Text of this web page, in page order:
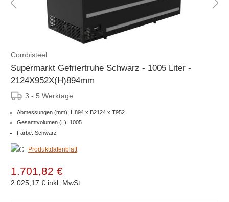
Combisteel
Supermarkt Gefriertruhe Schwarz - 1005 Liter -
2124X952X(H)894mm
3 - 5 Werktage
Abmessungen (mm): H894 x B2124 x T952
Gesamtvolumen (L): 1005
Farbe: Schwarz
Produktdatenblatt
1.701,82 €
2.025,17 € inkl. MwSt.